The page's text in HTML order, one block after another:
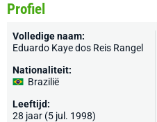
Profiel
Volledige naam:
Eduardo Kaye dos Reis Rangel
Nationaliteit:
Brazilië
Leeftijd:
28 jaar (5 jul. 1998)